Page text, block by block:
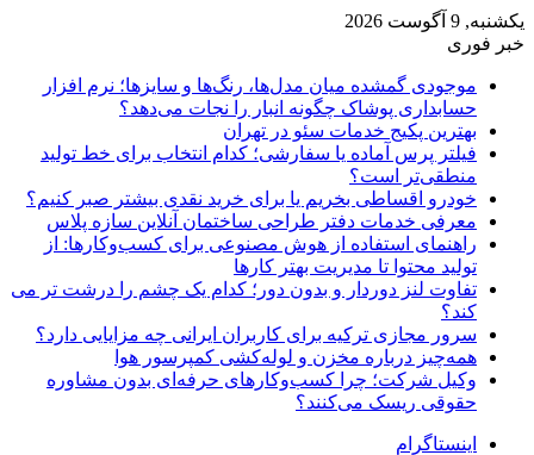
یکشنبه, 9 آگوست 2026
خبر فوری
موجودی گمشده میان مدل‌ها، رنگ‌ها و سایزها؛ نرم افزار
حسابداری پوشاک چگونه انبار را نجات می‌دهد؟
بهترین پکیج خدمات سئو در تهران
فیلتر پرس آماده یا سفارشی؛ کدام انتخاب برای خط تولید
منطقی‌تر است؟
خودرو اقساطی بخریم یا برای خرید نقدی بیشتر صبر کنیم؟
معرفی خدمات دفتر طراحی ساختمان آنلاین سازه پلاس
راهنمای استفاده از هوش مصنوعی برای کسب‌وکارها: از
تولید محتوا تا مدیریت بهتر کارها
تفاوت لنز دوردار و بدون دور؛ کدام یک چشم را درشت تر می
کند؟
سرور مجازی ترکیه برای کاربران ایرانی چه مزایایی دارد؟
همه‌چیز درباره مخزن و لوله‌کشی کمپرسور هوا
وکیل شرکت؛ چرا کسب‌وکارهای حرفه‌ای بدون مشاوره
حقوقی ریسک می‌کنند؟
اینستاگرام